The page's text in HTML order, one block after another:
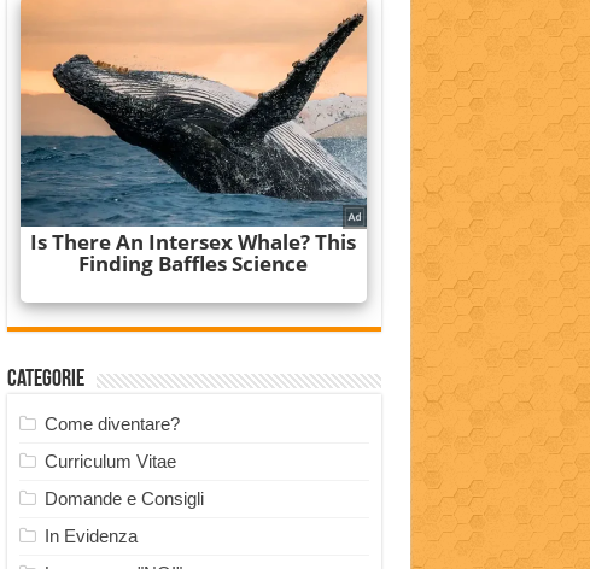
Categorie
Come diventare?
Curriculum Vitae
Domande e Consigli
In Evidenza